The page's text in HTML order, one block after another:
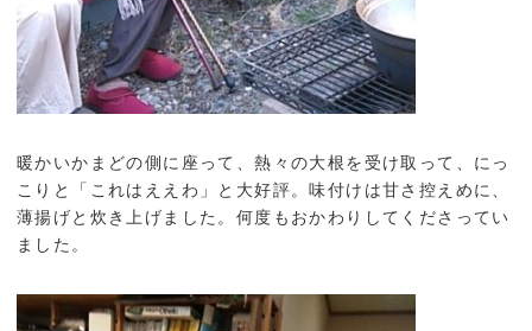
暖かいかまどの側に座って、熱々の大根を受け取って、にっ
こりと「これはええわ」と大好評。味付けは甘さ控えめに、
薄揚げと炊き上げました。何度もおかわりしてくださってい
ました。